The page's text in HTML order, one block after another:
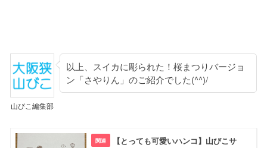
山びこ編集部
以上、スイカに彫られた！桜まつりバージョ
ン「さやりん」のご紹介でした(^^)/
【とっても可愛いハンコ】山びこサ